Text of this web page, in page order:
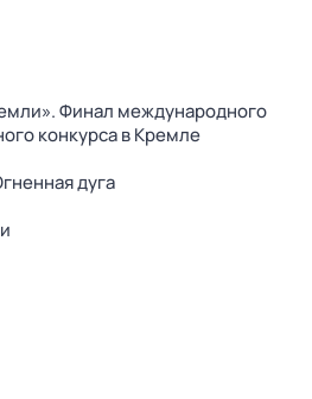
Финал международного
конкурса в Кремле
дуга